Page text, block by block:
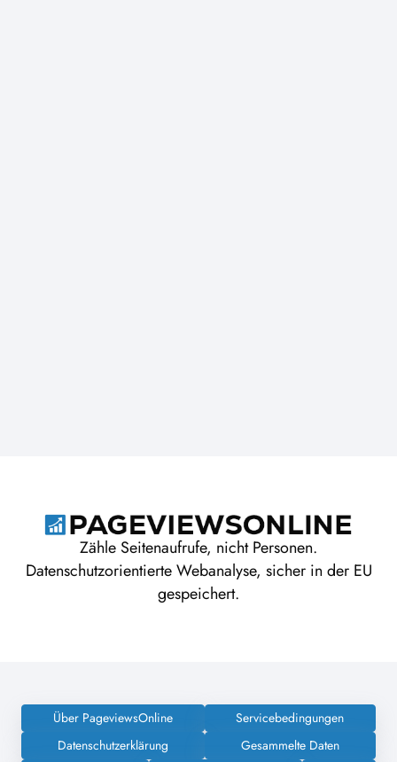
Zähle Seitenaufrufe, nicht Personen.
Datenschutzorientierte Webanalyse, sicher in der EU
gespeichert.
Über PageviewsOnline
Servicebedingungen
Datenschutzerklärung
Gesammelte Daten